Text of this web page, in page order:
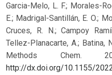
Garcia-Melo, L. F.; Morales-
E.; Madrigal-Santillán, E. O.;
Cruces, R. N.; Campoy
Tellez-Planacarte, A.; Batina,
Methods Chem.
http://dx.doi.org/10.1155/